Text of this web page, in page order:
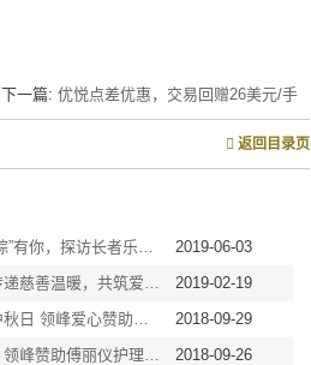
下一篇: 优悦点差优惠，交易回赠26美元/手
返回目录页
2019-06-03
2019-02-19
2018-09-29
2018-09-26